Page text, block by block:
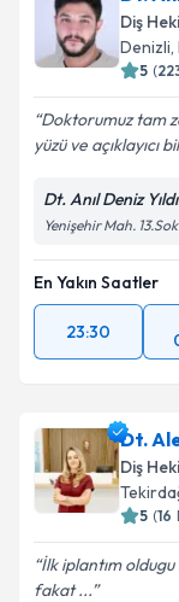
Diş
Denizli,
5 (
Doktorumuz tam
yüzü ve açıklayıcı
Dt. Anıl Deniz
Yenişehir Mah.
En Yakın Saatler
23:30
Dt.
Diş
5 (16
İlk iplantım oldugu
fakat ...